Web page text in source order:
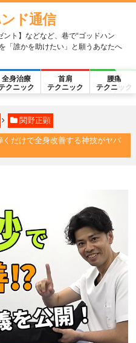
ド通信
ント】などなど、巷で“ゴッドハン
「誰かを助けたい」と願うあなたへ
全身治療
クニック
首肩
テクニック
腰痛
テクニック
関野正顕
くだけで全身改善する神技がヤバ